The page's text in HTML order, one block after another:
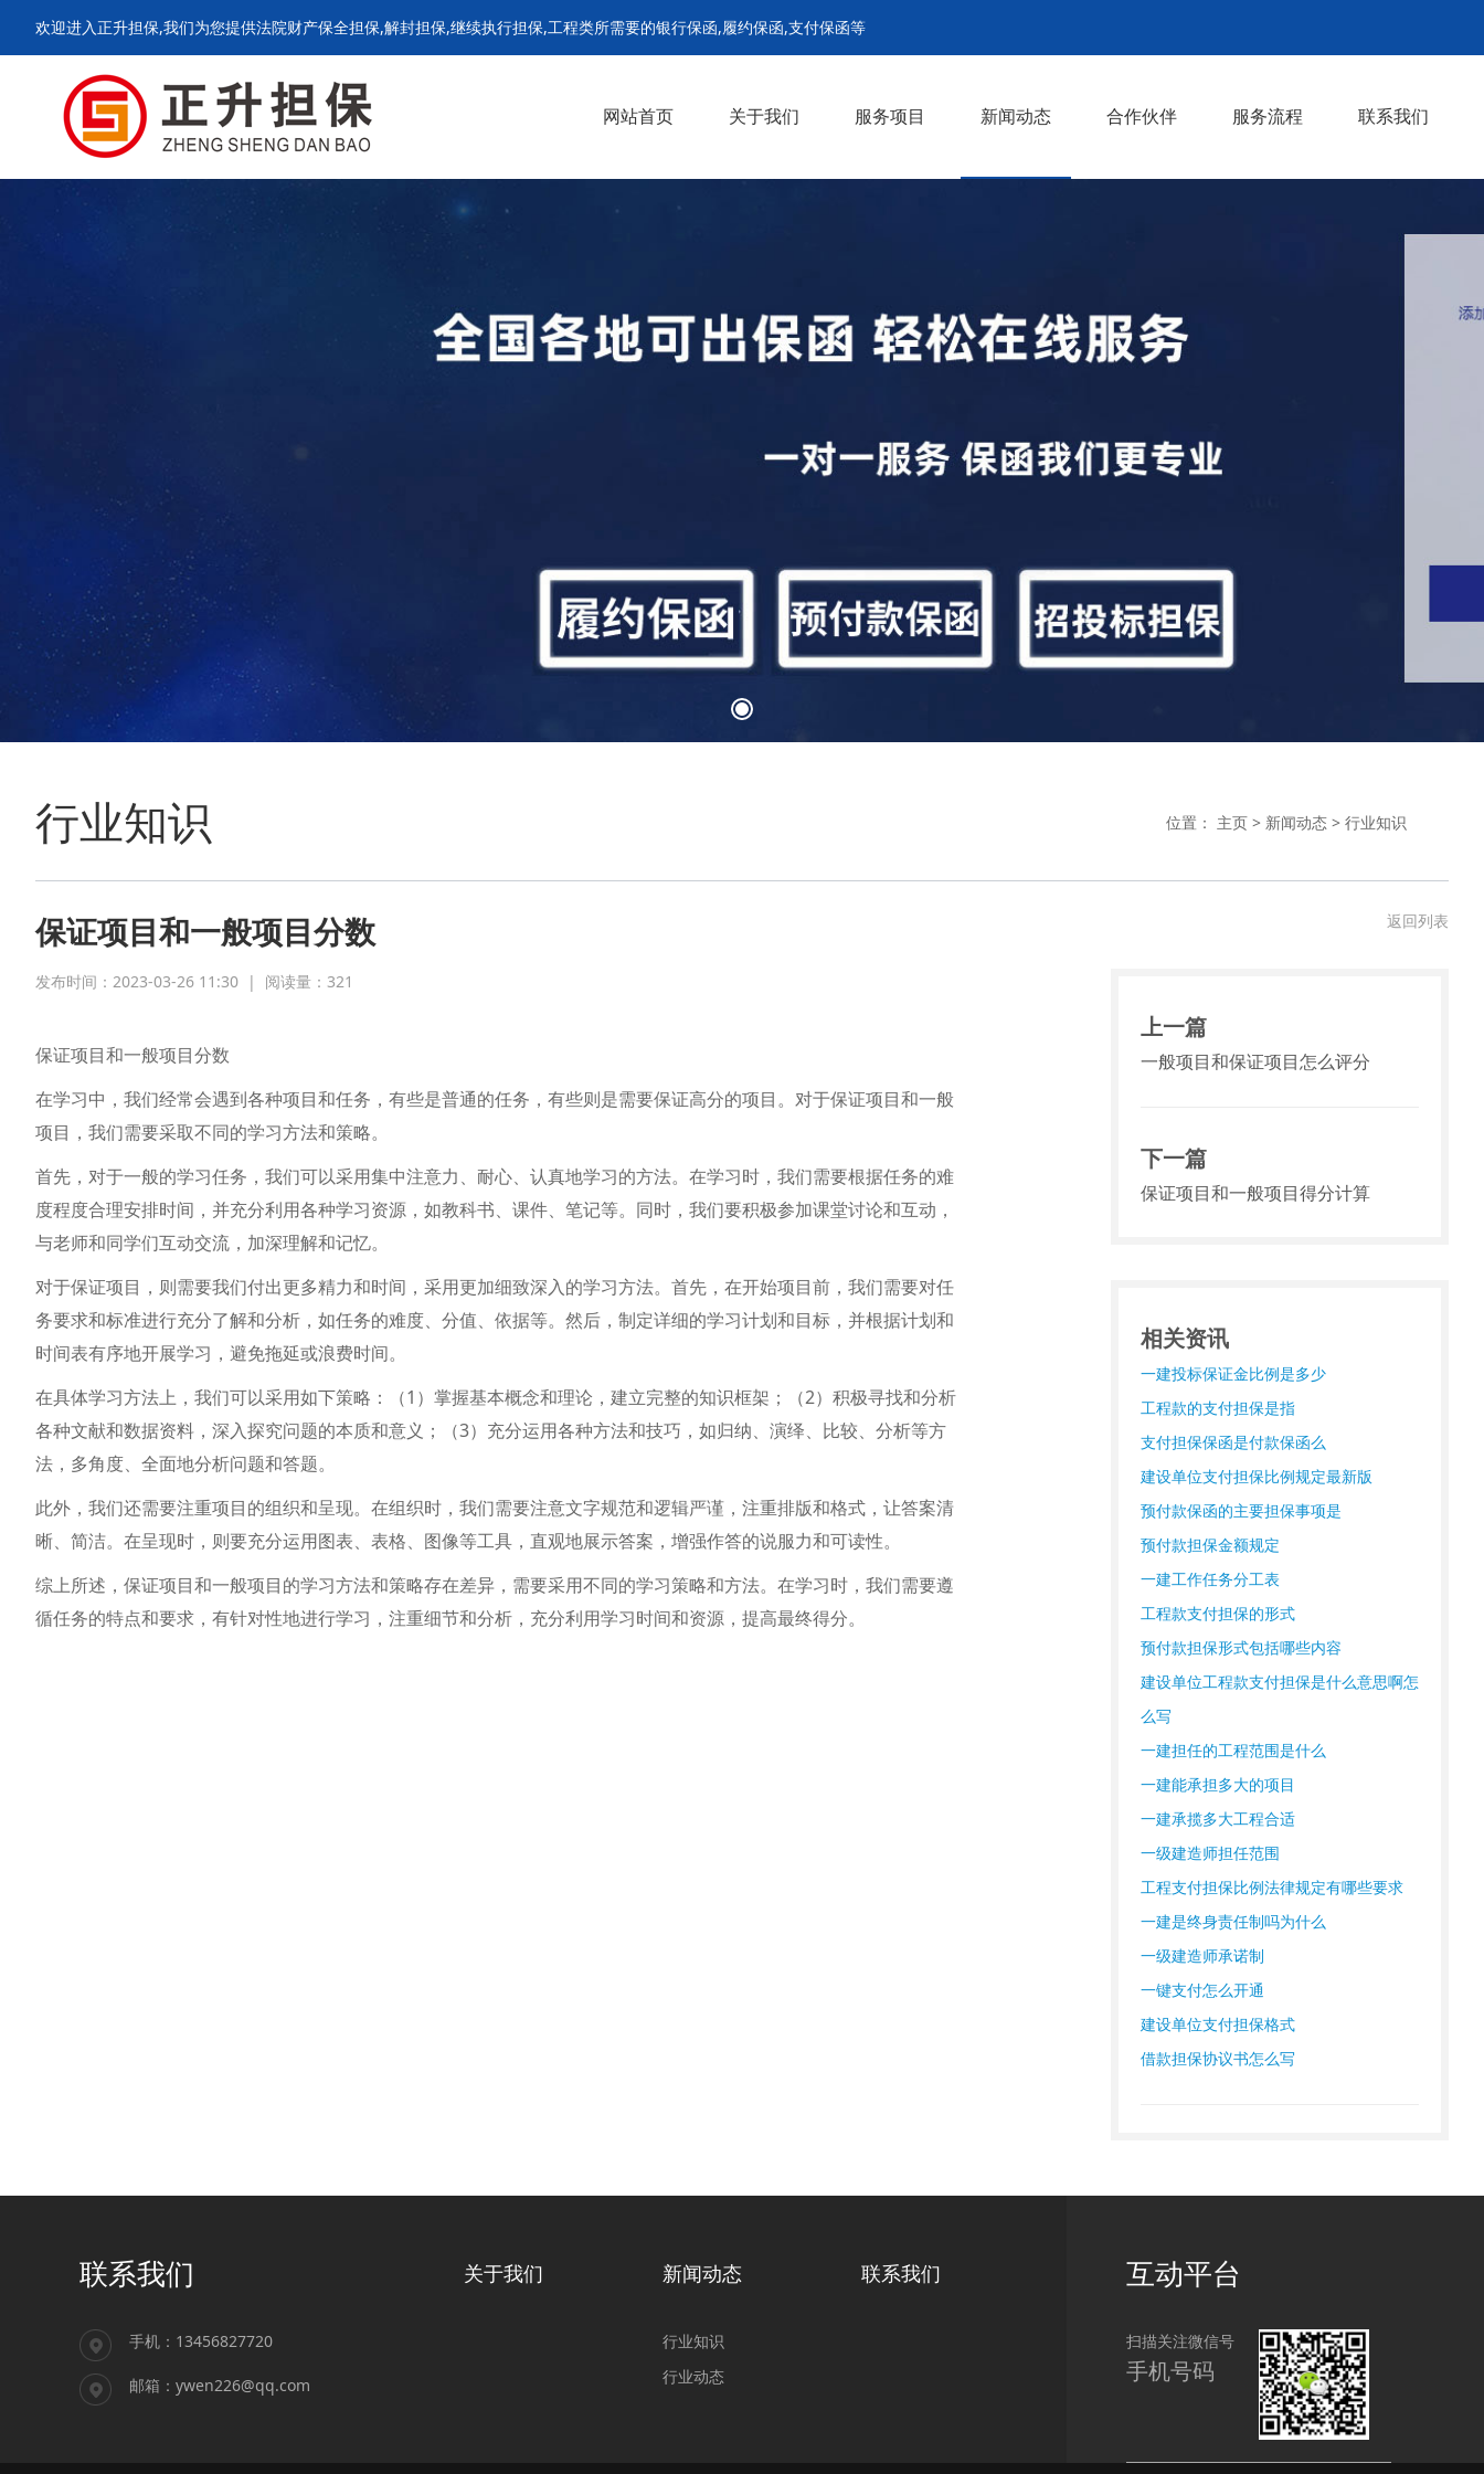
欢迎进入正升担保,我们为您提供法院财产保全担保,解封担保,继续执行担保,工程类所需要的银行保函,履约保函,支付保函等
网站首页 关于我们 服务项目 新闻动态 合作伙伴 服务流程 联系我们
行业知识 位置： 主页 > 新闻动态 > 行业知识
保证项目和一般项目分数
发布时间：2023-03-26 11:30 | 阅读量： 321
保证项目和一般项目分数
在学习中，我们经常会遇到各种项目和任务，有些是普通的任务，有些则是需要保证高分的项目。对于保证项目和一般
项目，我们需要采取不同的学习方法和策略。
首先，对于一般的学习任务，我们可以采用集中注意力、耐心、认真地学习的方法。在学习时，我们需要根据任务的难
度程度合理安排时间，并充分利用各种学习资源，如教科书、课件、笔记等。同时，我们要积极参加课堂讨论和互动，
与老师和同学们互动交流，加深理解和记忆。
对于保证项目，则需要我们付出更多精力和时间，采用更加细致深入的学习方法。首先，在开始项目前，我们需要对任
务要求和标准进行充分了解和分析，如任务的难度、分值、依据等。然后，制定详细的学习计划和目标，并根据计划和
时间表有序地开展学习，避免拖延或浪费时间。
在具体学习方法上，我们可以采用如下策略：（1）掌握基本概念和理论，建立完整的知识框架；（2）积极寻找和分析
各种文献和数据资料，深入探究问题的本质和意义；（3）充分运用各种方法和技巧，如归纳、演绎、比较、分析等方
法，多角度、全面地分析问题和答题。
此外，我们还需要注重项目的组织和呈现。在组织时，我们需要注意文字规范和逻辑严谨，注重排版和格式，让答案清
晰、简洁。在呈现时，则要充分运用图表、表格、图像等工具，直观地展示答案，增强作答的说服力和可读性。
综上所述，保证项目和一般项目的学习方法和策略存在差异，需要采用不同的学习策略和方法。在学习时，我们需要遵
循任务的特点和要求，有针对性地进行学习，注重细节和分析，充分利用学习时间和资源，提高最终得分。
返回列表
上一篇
一般项目和保证项目怎么评分
下一篇
保证项目和一般项目得分计算
相关资讯
一建投标保证金比例是多少
工程款的支付担保是指
支付担保保函是付款保函么
建设单位支付担保比例规定最新版
预付款保函的主要担保事项是
预付款担保金额规定
一建工作任务分工表
工程款支付担保的形式
预付款担保形式包括哪些内容
建设单位工程款支付担保是什么意思啊怎
么写
一建担任的工程范围是什么
一建能承担多大的项目
一建承揽多大工程合适
一级建造师担任范围
工程支付担保比例法律规定有哪些要求
一建是终身责任制吗为什么
一级建造师承诺制
一键支付怎么开通
建设单位支付担保格式
借款担保协议书怎么写
联系我们
手机：13456827720
邮箱：ywen226@qq.com
关于我们 新闻动态
行业知识
行业动态
联系我们 互动平台
扫描关注微信号
手机号码